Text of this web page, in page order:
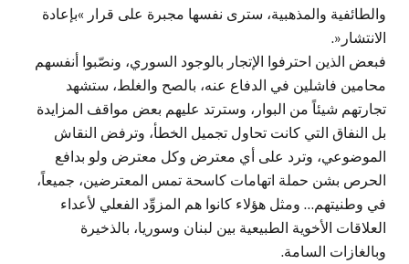
والطائفية والمذهبية، سترى نفسها مجبرة على قرار »بإعادة
الانتشار«.
فبعض الذين احترفوا الإتجار بالوجود السوري، ونصّبوا أنفسهم
محامين فاشلين في الدفاع عنه، بالصح والغلط، ستشهد
تجارتهم شيئاً من البوار، وسترتد عليهم بعض مواقف المزايدة
بل النفاق التي كانت تحاول تجميل الخطأ، وترفض النقاش
الموضوعي، وترد على أي معترض وكل معترض ولو بدافع
الحرص بشن حملة اتهامات كاسحة تمس المعترضين، جميعاً،
في وطنيتهم… ومثل هؤلاء كانوا هم المزوِّد الفعلي لأعداء
العلاقات الأخوية الطبيعية بين لبنان وسوريا، بالذخيرة
وبالغازات السامة.